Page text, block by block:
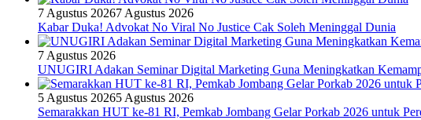
7 Agustus 20267 Agustus 2026
Kabar Duka! Advokat No Viral No Justice Cak Soleh Meninggal Dunia
7 Agustus 2026
UNUGIRI Adakan Seminar Digital Marketing Guna Meningkatkan
5 Agustus 20265 Agustus 2026
Semarakkan HUT ke-81 RI, Pemkab Jombang Gelar Porkab 2026 untuk